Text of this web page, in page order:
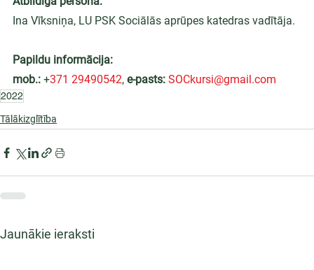
Ina Vīksniņa, LU PSK Sociālās aprūpes katedras vadītāja.
Papildu informācija:
mob.: +371 29490542, e-pasts: SOCkursi@gmail.com
2022
Tālākizglītība
Jaunākie ieraksti